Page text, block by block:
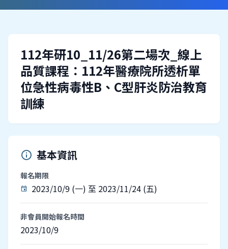
112年研10_11/26第二場次_線上
品質課程：112年醫療院所透析單
位急性病毒性B、C型肝炎防治教育
訓練
info 基本資訊
報名期限
event 2023/10/9 (一) 至 2023/11/24 (五)
非會員開始報名時間
2023/10/9